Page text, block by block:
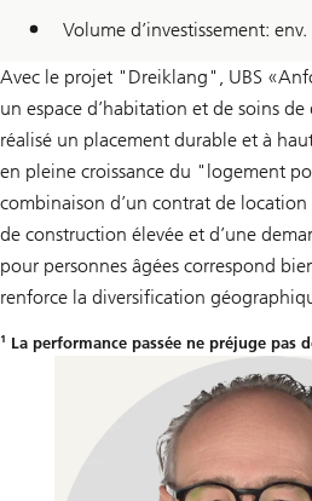
Volume d’investissement:
Avec le projet "Dreiklang", UBS
un espace d’habitation et de soins
réalisé un placement durable et à
en pleine croissance du "logement
combinaison d’un contrat de
de construction élevée et d’une
pour personnes âgées correspond
renforce la diversification
1 La performance passée ne préjuge pas